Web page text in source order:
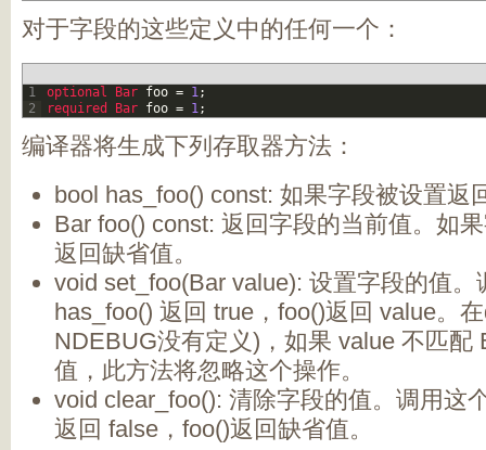
对于字段的这些定义中的任何一个：
1
2
optional Bar foo = 1;
required
Bar foo = 1;
编译器将生成下列存取器方法：
bool has_foo() const: 如果字段被设置返
Bar foo() const: 返回字段的当前值。如
返回缺省值。
void set_foo(Bar value): 设置字段的值
has_foo() 返回 true，foo()返回 value。
NDEBUG没有定义)，如果 value 不匹配
值，此方法将忽略这个操作。
void clear_foo(): 清除字段的值。调用这
返回 false，foo()返回缺省值。